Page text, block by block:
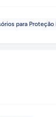
para Proteção